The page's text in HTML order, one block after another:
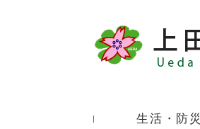
生活・防災